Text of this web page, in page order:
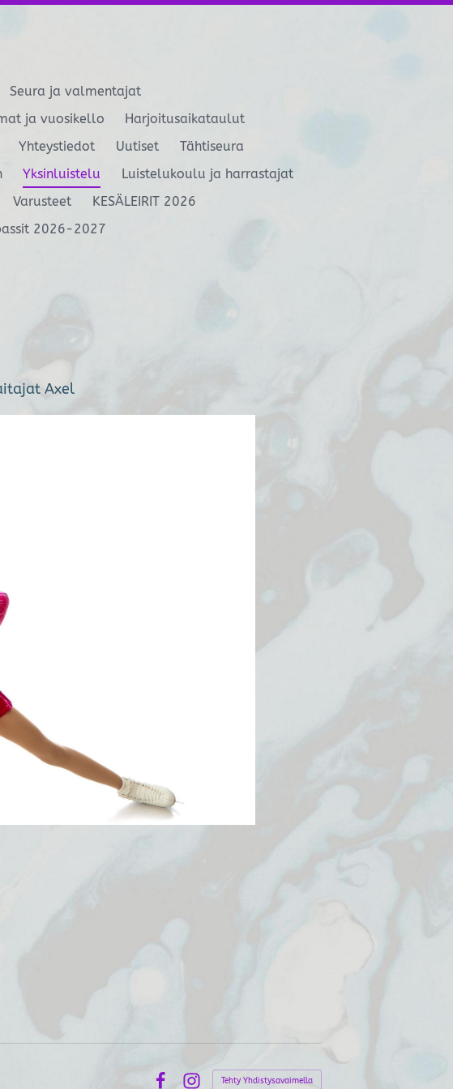
Seura ja valmentajat
ja vuosikello
Harjoitusaikataulut
Yhteystiedot Uutiset
Tähtiseura
Yksinluistelu
Luistelukoulu ja harrastajat
Varusteet
KESÄLEIRIT 2026
2026-2027
Axel
Tehty Yhdistysavaimella